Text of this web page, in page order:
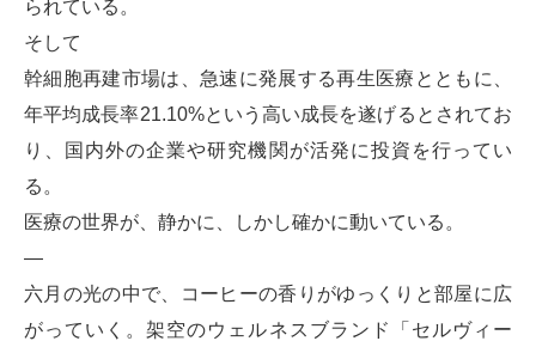
られている。
そして
幹細胞再建市場は、急速に発展する再生医療とともに、
年平均成長率21.10%という高い成長を遂げるとされてお
り、国内外の企業や研究機関が活発に投資を行ってい
る。
医療の世界が、静かに、しかし確かに動いている。
—
六月の光の中で、コーヒーの香りがゆっくりと部屋に広
がっていく。架空のウェルネスブランド「セルヴィー